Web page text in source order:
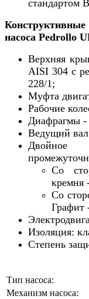
стандартом
насоса Pedrollo
Верхняя
AISI 304 с
228/1;
Муфта
Рабочие
Диафрагмы -
Ведущий
Двойное
Со
кремня
Со
Графит
Изоляция:
Степень
Тип насоса:
Механизм насоса: